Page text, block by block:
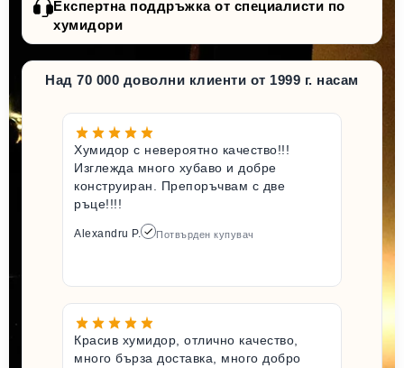
Експертна поддръжка от специалисти по
хумидори
Над 70 000 доволни клиенти от 1999 г. насам
Хумидор с невероятно качество!!!
Изглежда много хубаво и добре
конструиран. Препоръчвам с две
ръце!!!!
Alexandru P. Потвърден купувач
Красив хумидор, отлично качество,
много бърза доставка, много добро